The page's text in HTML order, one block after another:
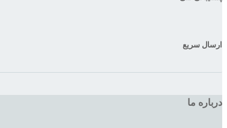
ارسال سریع
درباره ما